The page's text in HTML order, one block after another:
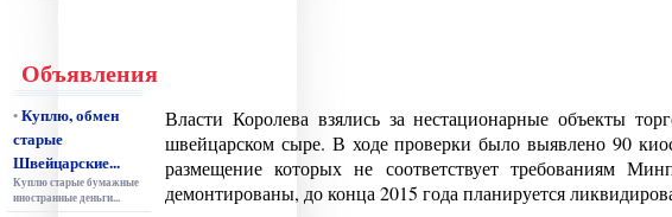
Объявления
•Куплю, обмен
старые
Швейцарские...
Куплю старые бумажные
иностранные деньги...
Власти Королева взялись за нестационарные объекты
швейцарском сыре. В ходе проверки было выявлено 90
размещение которых не соответствует требованиям
демонтированы, до конца 2015 года планируется